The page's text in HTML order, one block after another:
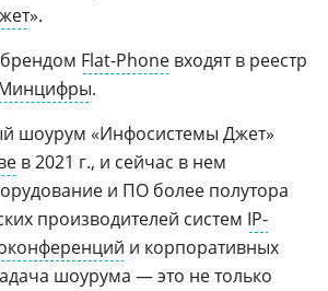
».
Flat-Phone входят в реестр
.
шоурум «Инфосистемы Джет»
в 2021 г., и сейчас в нем
и ПО более полутора
производителей систем IP-
и корпоративных
шоурума — это не только